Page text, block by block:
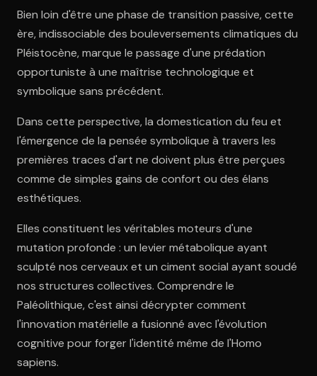
Bien loin d'être une phase de transition passive, cette
ère, indissociable des bouleversements climatiques du
Pléistocène, marque le passage d'une prédation
opportuniste à une maîtrise technologique et
symbolique sans précédent.
Dans cette perspective, la domestication du feu et
l'émergence de la pensée symbolique à travers les
premières traces d'art ne doivent plus être perçues
comme de simples gains de confort ou des élans
esthétiques.
Elles constituent les véritables moteurs d'une
mutation profonde : un levier métabolique ayant
sculpté nos cerveaux et un ciment social ayant soudé
nos structures collectives. Comprendre le
Paléolithique, c'est ainsi décrypter comment
l'innovation matérielle a fusionné avec l'évolution
cognitive pour forger l'identité même de l'Homo
sapiens.